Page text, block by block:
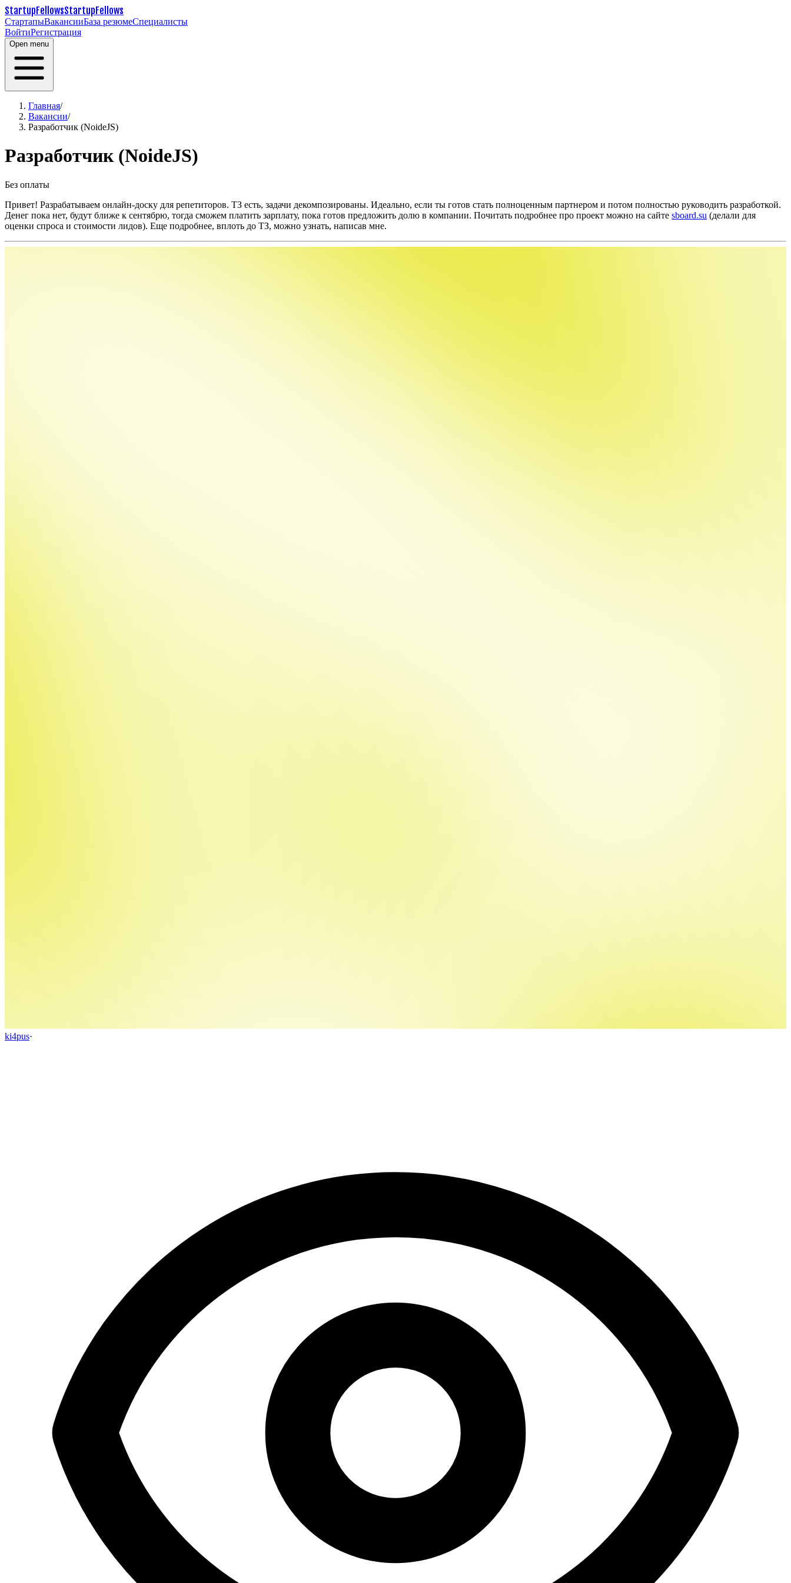
StartupFellowsStartupFellows
СтартапыВакансииБаза резюмеСпециалисты
ВойтиРегистрация
Open menu
Главная/
Вакансии/
Разработчик (NoideJS)
Разработчик (NoideJS)
Без оплаты
Привет! Разрабатываем онлайн-доску для репетиторов. ТЗ есть, задачи декомпозированы. Идеально, если ты готов стать полноценным партнером и потом полностью руководить разработкой.
Денег пока нет, будут ближе к сентябрю, тогда сможем платить зарплату, пока готов предложить долю в компании. Почитать подробнее про проект можно на сайте sboard.su (делали для
оценки спроса и стоимости лидов). Еще подробнее, вплоть до ТЗ, можно узнать, написав мне.
ki4pus·